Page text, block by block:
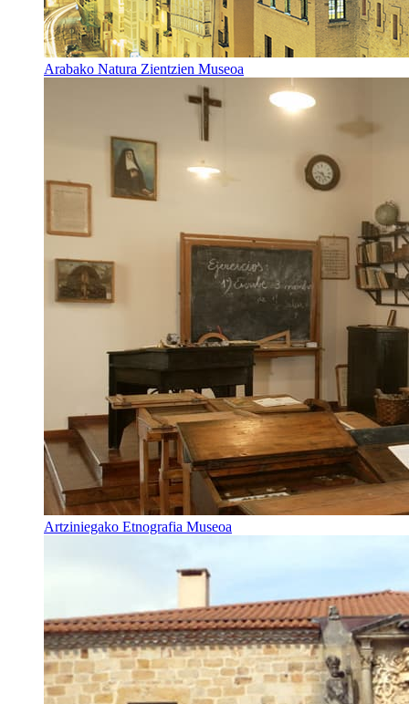
Arabako Natura Zientzien Museoa
Artziniegako Etnografia Museoa